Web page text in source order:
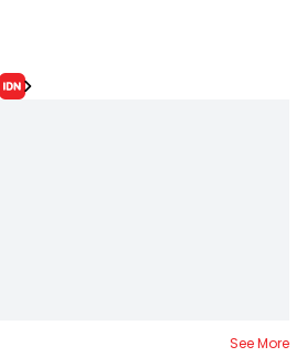
See More